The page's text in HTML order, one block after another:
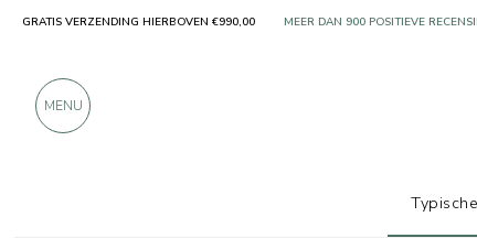
GRATIS VERZENDING HIERBOVEN €990,00 ALLEEN PRODUCTEN VAN
MENU